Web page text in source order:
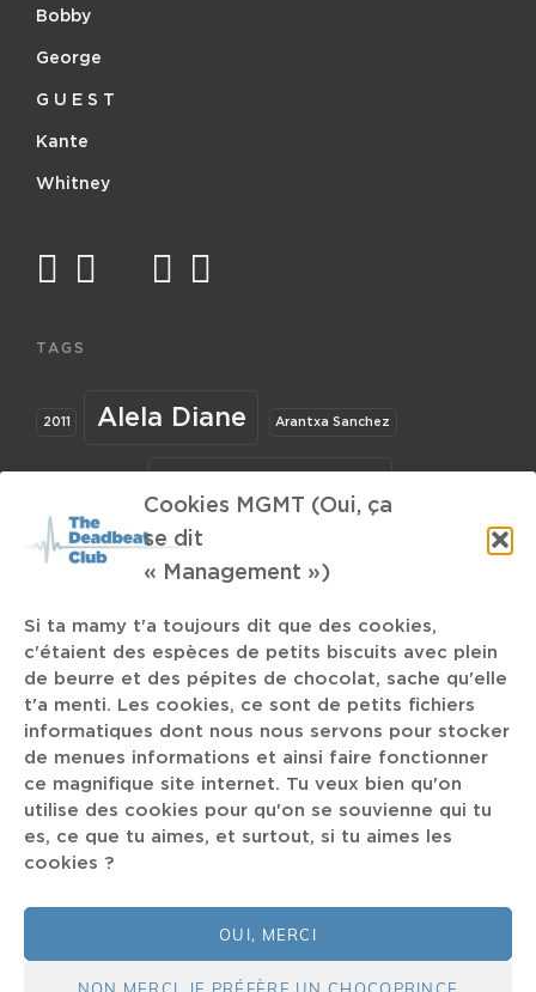
Cookies MGMT (Oui, ça
se dit
« Management »)
Si ta mamy t'a toujours dit que des cookies,
c'étaient des espèces de petits biscuits avec plein
de beurre et des pépites de chocolat, sache qu'elle
t'a menti. Les cookies, ce sont de petits fichiers
informatiques dont nous nous servons pour stocker
de menues informations et ainsi faire fonctionner
ce magnifique site internet. Tu veux bien qu'on
utilise des cookies pour qu'on se souvienne qui tu
es, ce que tu aimes, et surtout, si tu aimes les
cookies ?
OUI, MERCI
NON MERCI, JE PRÉFÈRE UN CHOCOPRINCE
Bobby
George
G U E S T
Kante
Whitney
facebook
twitter
mail instagram
TAGS
2011 Alela Diane Arantxa Sanchez
Antoine Dawans Slift
Marissa Nadler soupe à la terre
Bjork qui fait du métal Nordmann
Jawhar Intro Ghinzu racisme slip Greentea Peng
US Steve Houben-like éviction Shit & Shine